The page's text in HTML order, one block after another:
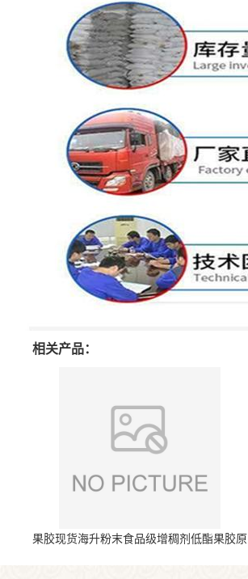
相关产品：
果胶现货海升粉末食品级增稠剂低酯果胶原